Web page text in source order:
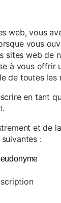
web, vous
vous
sites web de
à vous offrir
de toutes
en tant
.
et
: